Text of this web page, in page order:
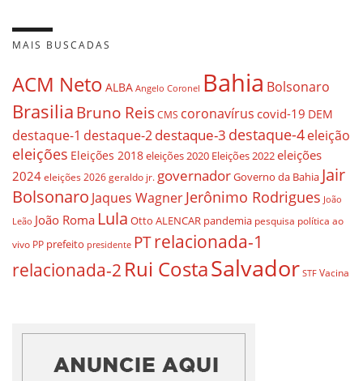
MAIS BUSCADAS
ACM Neto ALBA Angelo Coronel Bahia Bolsonaro
BrasiliaBruno ReisCMS coronavírus covid-19 DEM
destaque-1 destaque-2destaque-3 destaque-4eleição
eleições Eleições 2018eleições 2020 Eleições 2022eleições
2024 eleições 2026 geraldo jr. governadorGoverno da Bahia Jair
Bolsonaro Jaques WagnerJerônimo Rodrigues João
Leão João Roma Lula Otto ALENCAR pandemia pesquisa política ao
vivo PP prefeito presidente PTrelacionada-1
relacionada-2 Rui CostaSalvador STF Vacina